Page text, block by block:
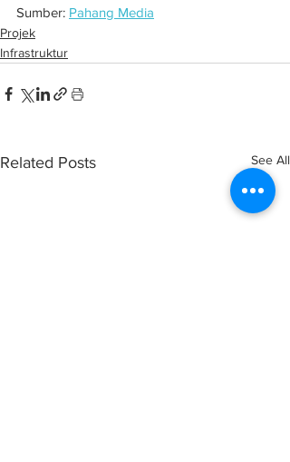
Sumber: Pahang Media
Projek
Infrastruktur
Related Posts See All